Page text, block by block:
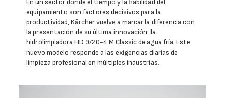
equipamiento son factores decisivos para la
productividad, Kärcher vuelve a marcar la diferencia con
la presentación de su última innovación: la
hidrolimpiadora HD 9/20-4 M Classic de agua fría. Este
nuevo modelo responde a las exigencias diarias de
limpieza profesional en múltiples industrias.